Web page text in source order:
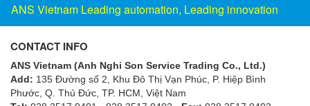
Fluke Process Instruments Vietnam
FOKO / Wintriss
Fomotech Vietnam
Forbes Marshall
ANS Vietnam Leading automation, Leading innovation
CONTACT INFO
ANS Vietnam (Anh Nghi Son Service Trading Co., Ltd.)
Add: 135 Đường số 2, Khu Đô Thị Vạn Phúc, P. Hiệp Bình
Phước, Q. Thủ Đức, TP. HCM , Việt Nam